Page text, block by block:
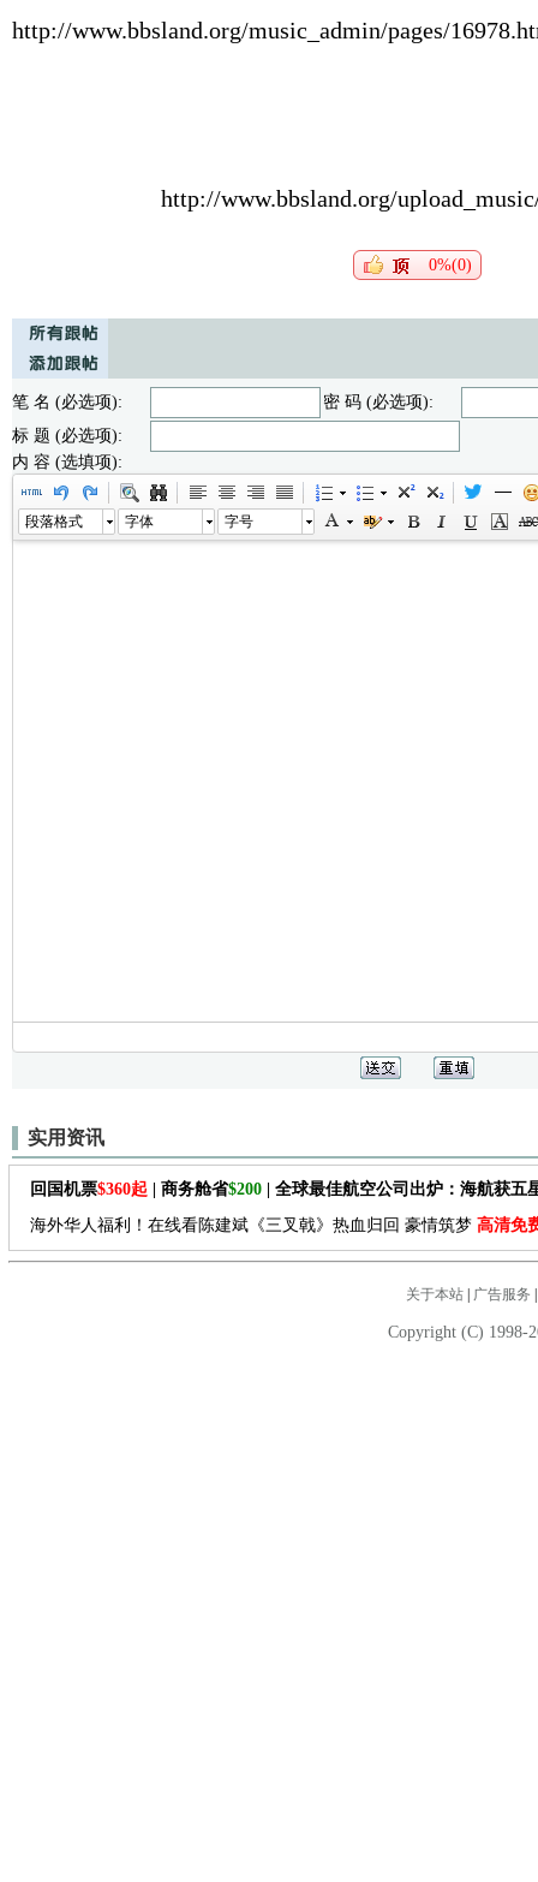
http://www.bbsland.org/music_admin/pages/
http://www.bbsland.org/
0%(0)
笔 名 (必选项):
密 码 (必选项):
标 题 (必选项):
内 容 (选填项):
段落格式 字体 字号
实用资讯
回国机票$360起 | 商务舱省$200 | 全球最佳航空公司出炉：海航获五
海外华人福利！在线看陈建斌《三叉戟》热血归回 豪情筑梦 高清免
关于本站| 广告服务
Copyright (C) 1998-